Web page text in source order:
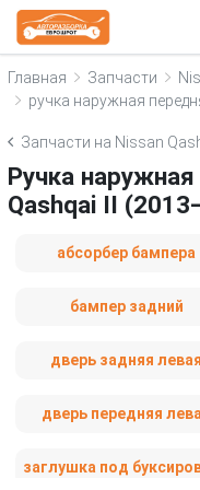
Главная Запчасти
ручка наружная
Запчасти на Nissan
Ручка
Qashqai II
абсорбер бампера
бампер задний
дверь задняя левая
дверь передняя